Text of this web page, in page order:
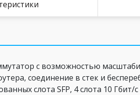
с возможностью
соединение в стек и
слота SFP, 4 слота 10 Гбит/